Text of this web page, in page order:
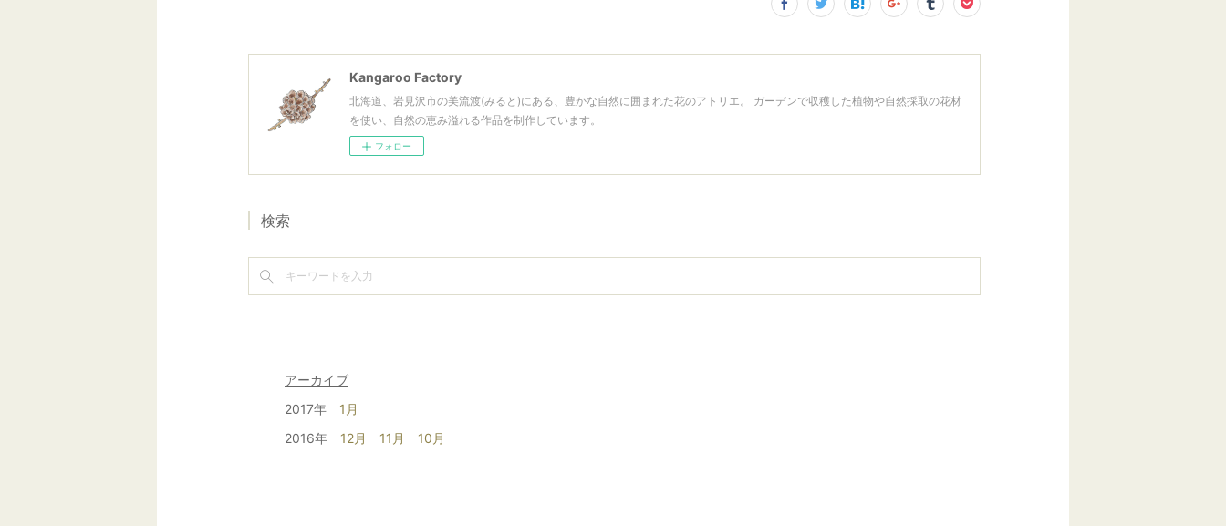
Kangaroo Factory
北海道、岩見沢市の美流渡(みると)にある、豊かな自然に囲まれた花のアトリエ。 ガーデンで収穫した植物や自然採取の花材
を使い、自然の恵み溢れる作品を制作しています。
フォロー
検索
アーカイブ
2017年 1月
2016年 12月 11月 10月